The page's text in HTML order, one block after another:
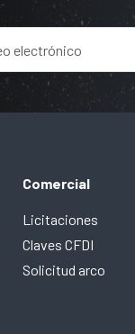
Comercial
Licitaciones
Claves CFDI
Solicitud arco